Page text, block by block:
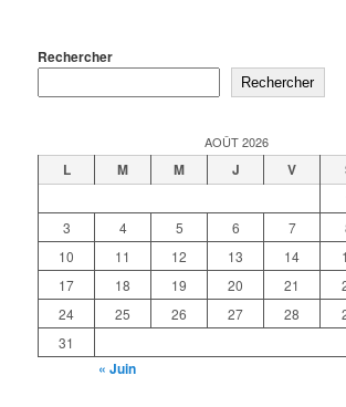
Rechercher
Rechercher
AOÛT 2026
L M M J V
3
4 5 6 7
10
11 12 13 14
17
18 19 20 21
24
25 26 27 28
31
« Juin